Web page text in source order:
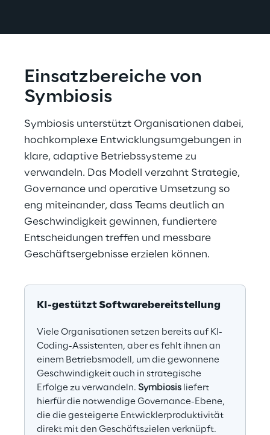
Einsatzbereiche von
Symbiosis
Symbiosis unterstützt Organisationen dabei,
hochkomplexe Entwicklungsumgebungen in
klare, adaptive Betriebssysteme zu
verwandeln. Das Modell verzahnt Strategie,
Governance und operative Umsetzung so
eng miteinander, dass Teams deutlich an
Geschwindigkeit gewinnen, fundiertere
Entscheidungen treffen und messbare
Geschäftsergebnisse erzielen können.
KI-gestützt Softwarebereitstellung
Viele Organisationen setzen bereits auf KI-
Coding-Assistenten, aber es fehlt ihnen an
einem Betriebsmodell, um die gewonnene
Geschwindigkeit auch in strategische
Erfolge zu verwandeln. Symbiosis liefert
hierfür die notwendige Governance-Ebene,
die die gesteigerte Entwicklerproduktivität
direkt mit den Geschäftszielen verknüpft.